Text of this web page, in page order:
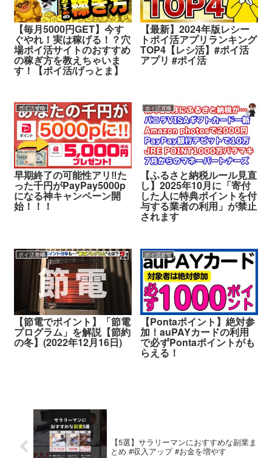
【毎月5000円GET】今す
ぐやれ！実は稼げる！？穴
場ポイ活サイトのおすすめ
の稼ぎ方を教えちゃいま
す！【ポイ活/げっとま】
【最新】2024年版レシー
トポイ活アプリランキング
TOP4【レシ活】#ポイ活
アプリ #ポイ活
ポイ活攻略
早期終了の可能性アリ‼︎た
った千円がPayPay5000p
になる神キャンペーン開
始！！！
ポイ活攻略
【ふるさと納税ルール見直
し】2025年10月に「寄付
した人に特典ポイントを付
与する業者の利用」が禁止
されます
ポイ活攻略
【節電でポイント】「節電
プログラム」を解説【節約
の冬】(2022年12月16日)
ポイ活攻略
【Pontaポイント】絶対参
加！auPAYカードの利用
で必ずPontaポイントがも
らえる！
【5選】サラリーマンにおすすめな副業ま
とめ #収入アップ #お金を増やす